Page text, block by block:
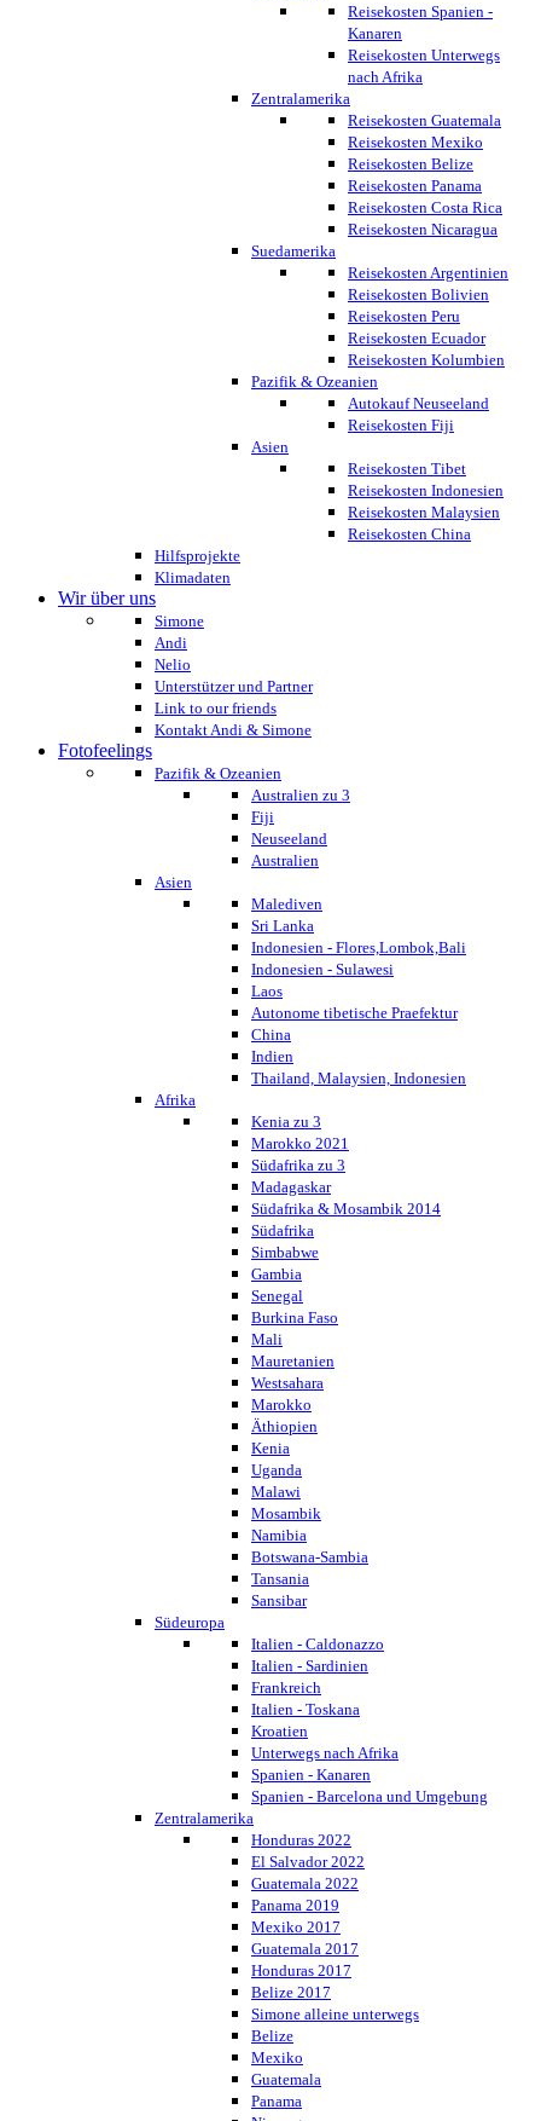
Reisekosten Spanien -
Kanaren
Reisekosten Unterwegs
nach Afrika
Zentralamerika
Reisekosten Guatemala
Reisekosten Mexiko
Reisekosten Belize
Reisekosten Panama
Reisekosten Costa Rica
Reisekosten Nicaragua
Suedamerika
Reisekosten Argentinien
Reisekosten Bolivien
Reisekosten Peru
Reisekosten Ecuador
Reisekosten Kolumbien
Pazifik & Ozeanien
Autokauf Neuseeland
Reisekosten Fiji
Asien
Reisekosten Tibet
Reisekosten Indonesien
Reisekosten Malaysien
Reisekosten China
Hilfsprojekte
Klimadaten
Wir über uns
Simone
Andi
Nelio
Unterstützer und Partner
Link to our friends
Kontakt Andi & Simone
Fotofeelings
Pazifik & Ozeanien
Australien zu 3
Fiji
Neuseeland
Australien
Asien
Malediven
Sri Lanka
Indonesien - Flores,Lombok,Bali
Indonesien - Sulawesi
Laos
Autonome tibetische Praefektur
China
Indien
Thailand, Malaysien, Indonesien
Afrika
Kenia zu 3
Marokko 2021
Südafrika zu 3
Madagaskar
Südafrika & Mosambik 2014
Südafrika
Simbabwe
Gambia
Senegal
Burkina Faso
Mali
Mauretanien
Westsahara
Marokko
Äthiopien
Kenia
Uganda
Malawi
Mosambik
Namibia
Botswana-Sambia
Tansania
Sansibar
Südeuropa
Italien - Caldonazzo
Italien - Sardinien
Frankreich
Italien - Toskana
Kroatien
Unterwegs nach Afrika
Spanien - Kanaren
Spanien - Barcelona und Umgebung
Zentralamerika
Honduras 2022
El Salvador 2022
Guatemala 2022
Panama 2019
Mexiko 2017
Guatemala 2017
Honduras 2017
Belize 2017
Simone alleine unterwegs
Belize
Mexiko
Guatemala
Panama